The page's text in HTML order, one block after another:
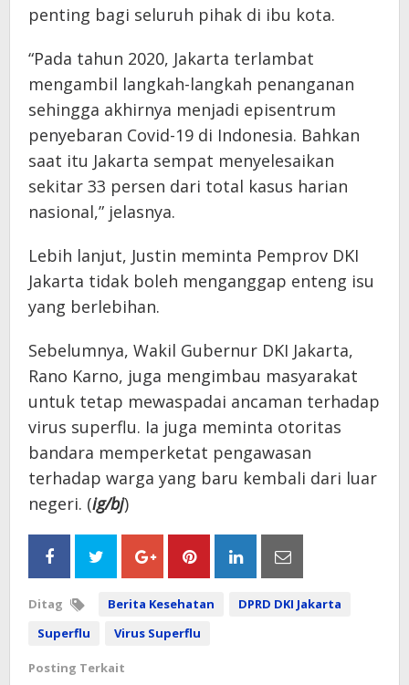
penting bagi seluruh pihak di ibu kota.
“Pada tahun 2020, Jakarta terlambat
mengambil langkah-langkah penanganan
sehingga akhirnya menjadi episentrum
penyebaran Covid-19 di Indonesia. Bahkan
saat itu Jakarta sempat menyelesaikan
sekitar 33 persen dari total kasus harian
nasional,” jelasnya.
Lebih lanjut, Justin meminta Pemprov DKI
Jakarta tidak boleh menganggap enteng isu
yang berlebihan.
Sebelumnya, Wakil Gubernur DKI Jakarta,
Rano Karno, juga mengimbau masyarakat
untuk tetap mewaspadai ancaman terhadap
virus superflu. Ia juga meminta otoritas
bandara memperketat pengawasan
terhadap warga yang baru kembali dari luar
negeri. (ig/bj)
Ditag Berita Kesehatan
DPRD DKI Jakarta
Superflu
Virus Superflu
Posting Terkait